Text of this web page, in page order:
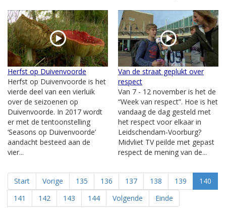
Herfst op Duivenvoorde
Herfst op Duivenvoorde is het
vierde deel van een vierluik
over de seizoenen op
Duivenvoorde. In 2017 wordt
er met de tentoonstelling
‘Seasons op Duivenvoorde’
aandacht besteed aan de
vier...
Van de straat geplukt over
respect
Van 7 - 12 november is het de
“Week van respect”. Hoe is het
vandaag de dag gesteld met
het respect voor elkaar in
Leidschendam-Voorburg?
Midvliet TV peilde met gepast
respect de mening van de...
Start Vorige 135 136 137 138 139
140
141
142 143 144 Volgende Einde